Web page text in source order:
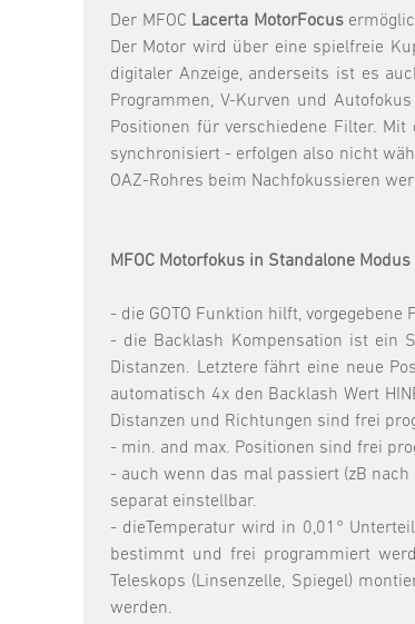
Der MFOC Lacerta MotorFocus
Der Motor wird über eine spielfreie
digitaler Anzeige, anderseits ist es
Programmen, V-Kurven und
Positionen für verschiedene Filter.
synchronisiert - erfolgen also nicht
OAZ-Rohres beim Nachfokussieren
MFOC Motorfokus in Standalone
- die GOTO Funktion hilft,
- die Backlash Kompensation ist ein
Distanzen. Letztere fährt eine neue
automatisch 4x den Backlash Wert
Distanzen und Richtungen sind frei
- min. and max. Positionen sind frei
- auch wenn das mal passiert (zB
separat einstellbar.
- dieTemperatur wird in 0,01°
bestimmt und frei programmiert
Teleskops (Linsenzelle, Spiegel)
werden.